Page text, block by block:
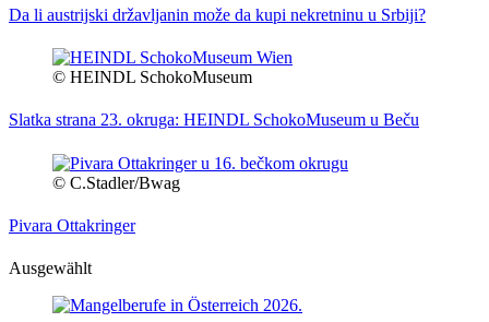
Da li austrijski državljanin može da kupi nekretninu u Srbiji?
© HEINDL SchokoMuseum
Slatka strana 23. okruga: HEINDL SchokoMuseum u Beču
© C.Stadler/Bwag
Pivara Ottakringer
Ausgewählt